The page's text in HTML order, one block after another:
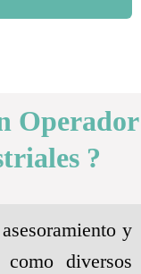
Operador
?
y
diversos